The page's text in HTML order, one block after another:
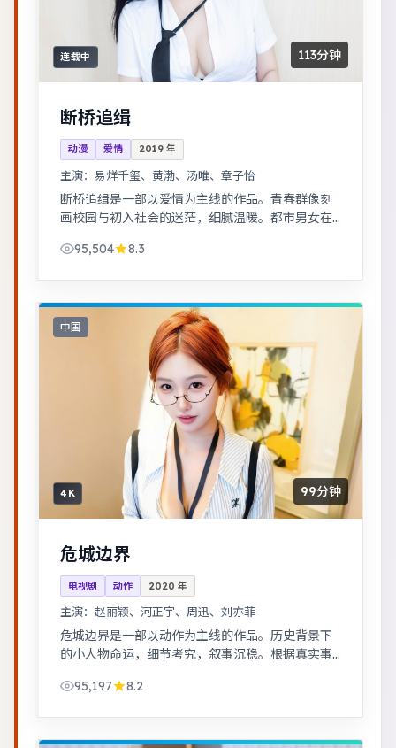
连载中 113分钟
断桥追缉
动漫 爱情 2019 年
主演： 易烊千玺、黄渤、汤唯、章子怡
断桥追缉是一部以爱情为主线的作品。青春群像刻
画校园与初入社会的迷茫，细腻温暖。都市男女在
95,504
8.3
中国
4K 99分钟
危城边界
电视剧 动作 2020 年
主演： 赵丽颖、河正宇、周迅、刘亦菲
危城边界是一部以动作为主线的作品。历史背景下
的小人物命运，细节考究，叙事沉稳。根据真实事
95,197
8.2